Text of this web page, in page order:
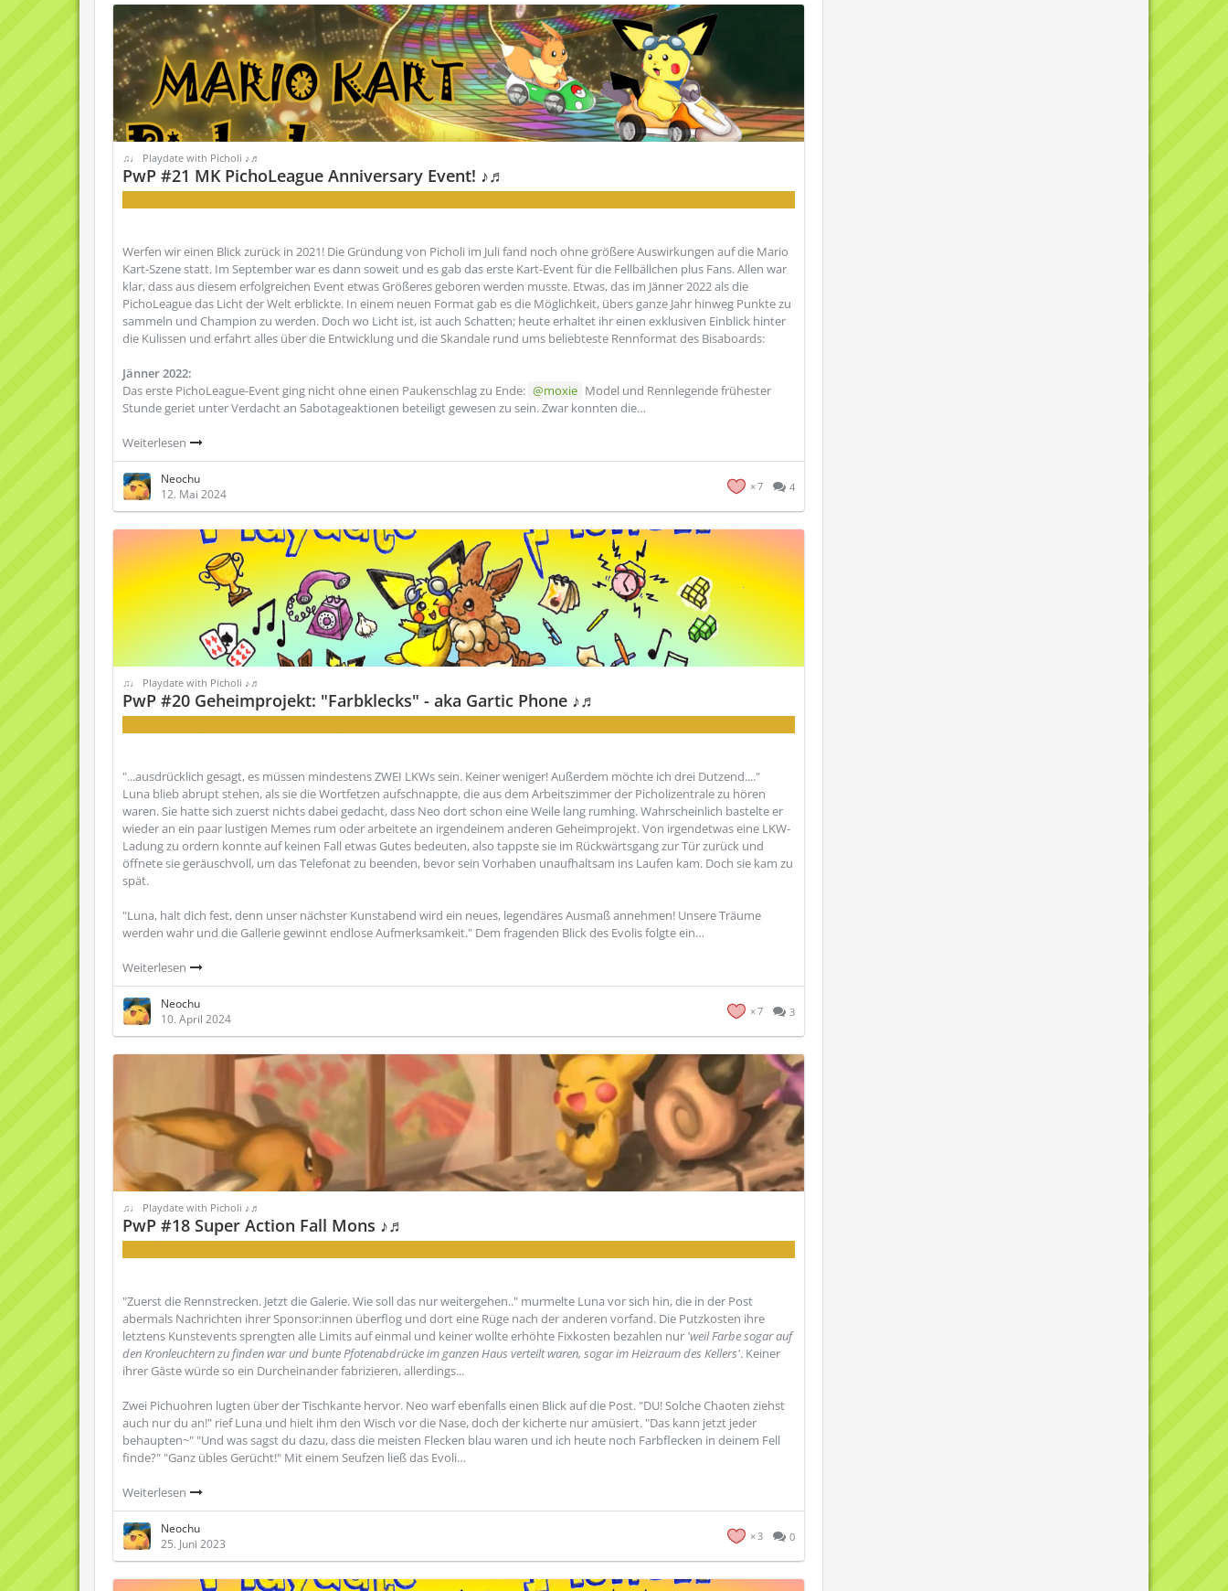
♫♩ Playdate with Picholi ♪♬
PwP #21 MK PichoLeague Anniversary Event! ♪♬
Werfen wir einen Blick zurück in 2021! Die Gründung von Picholi im Juli fand noch ohne größere Auswirkungen auf die Mario
Kart-Szene statt. Im September war es dann soweit und es gab das erste Kart-Event für die Fellbällchen plus Fans. Allen war
klar, dass aus diesem erfolgreichen Event etwas Größeres geboren werden musste. Etwas, das im Jänner 2022 als die
PichoLeague das Licht der Welt erblickte. In einem neuen Format gab es die Möglichkeit, übers ganze Jahr hinweg Punkte zu
sammeln und Champion zu werden. Doch wo Licht ist, ist auch Schatten; heute erhaltet ihr einen exklusiven Einblick hinter
die Kulissen und erfahrt alles über die Entwicklung und die Skandale rund ums beliebteste Rennformat des Bisaboards:
Jänner 2022:
Das erste PichoLeague-Event ging nicht ohne einen Paukenschlag zu Ende:
moxie Model und Rennlegende frühester
Stunde geriet unter Verdacht an Sabotageaktionen beteiligt gewesen zu sein. Zwar konnten die…
Weiterlesen
Neochu
12. Mai 2024
7 4
♫♩ Playdate with Picholi ♪♬
PwP #20 Geheimprojekt: "Farbklecks" - aka Gartic Phone ♪♬
"...ausdrücklich gesagt, es müssen mindestens ZWEI LKWs sein. Keiner weniger! Außerdem möchte ich drei Dutzend...."
Luna blieb abrupt stehen, als sie die Wortfetzen aufschnappte, die aus dem Arbeitszimmer der Picholizentrale zu hören
waren. Sie hatte sich zuerst nichts dabei gedacht, dass Neo dort schon eine Weile lang rumhing. Wahrscheinlich bastelte er
wieder an ein paar lustigen Memes rum oder arbeitete an irgendeinem anderen Geheimprojekt. Von irgendetwas eine LKW-
Ladung zu ordern konnte auf keinen Fall etwas Gutes bedeuten, also tappste sie im Rückwärtsgang zur Tür zurück und
öffnete sie geräuschvoll, um das Telefonat zu beenden, bevor sein Vorhaben unaufhaltsam ins Laufen kam. Doch sie kam zu
spät.
"Luna, halt dich fest, denn unser nächster Kunstabend wird ein neues, legendäres Ausmaß annehmen! Unsere Träume
werden wahr und die Gallerie gewinnt endlose Aufmerksamkeit." Dem fragenden Blick des Evolis folgte ein…
Weiterlesen
Neochu
10. April 2024
7 3
♫♩ Playdate with Picholi ♪♬
PwP #18 Super Action Fall Mons ♪♬
"Zuerst die Rennstrecken. Jetzt die Galerie. Wie soll das nur weitergehen.." murmelte Luna vor sich hin, die in der Post
abermals Nachrichten ihrer Sponsor:innen überflog und dort eine Rüge nach der anderen vorfand. Die Putzkosten ihre
letztens Kunstevents sprengten alle Limits auf einmal und keiner wollte erhöhte Fixkosten bezahlen nur 'weil Farbe sogar auf
den Kronleuchtern zu finden war und bunte Pfotenabdrücke im ganzen Haus verteilt waren, sogar im Heizraum des Kellers'. Keiner
ihrer Gäste würde so ein Durcheinander fabrizieren, allerdings...
Zwei Pichuohren lugten über der Tischkante hervor. Neo warf ebenfalls einen Blick auf die Post. "DU! Solche Chaoten ziehst
auch nur du an!" rief Luna und hielt ihm den Wisch vor die Nase, doch der kicherte nur amüsiert. "Das kann jetzt jeder
behaupten~" "Und was sagst du dazu, dass die meisten Flecken blau waren und ich heute noch Farbflecken in deinem Fell
finde?" "Ganz übles Gerücht!" Mit einem Seufzen ließ das Evoli…
Weiterlesen
Neochu
25. Juni 2023
3 0